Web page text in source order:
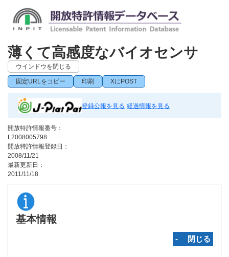
薄くて高感度なバイオセンサ
ウインドウを閉じる
固定URLをコピー 印刷 XにPOST
登録公報を見る 経過情報を見る
開放特許情報番号：
L2008005798
開放特許情報登録日：
2008/11/21
最新更新日：
2011/11/18
基本情報
‐ 閉じる